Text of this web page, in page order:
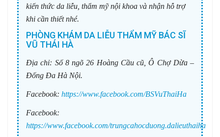
kiến thức da liễu, thẩm mỹ nội khoa và nhận hỗ trợ
khi cần thiết nhé.
PHÒNG KHÁM DA LIỄU THẨM MỸ BÁC SĨ
VŨ THÁI HÀ
Địa chỉ: Số 8 ngõ 26 Hoàng Cầu cũ, Ô Chợ Dừa –
Đống Đa Hà Nội.
Facebook: https://www.facebook.com/BSVuThaiHa
Facebook:
https://www.facebook.com/trungcahocduong.dalieuthaiha